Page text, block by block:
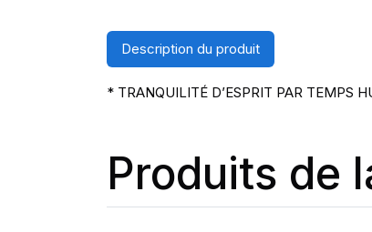
Description du produit
* TRANQUILITÉ D’ESPRIT PAR TEMPS
Produits de